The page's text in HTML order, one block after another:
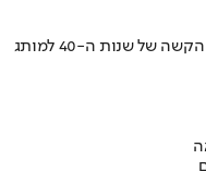
איך אסם הפכה את תקופת הצנע והמחסור הקשה של שנות ה-40 למותג